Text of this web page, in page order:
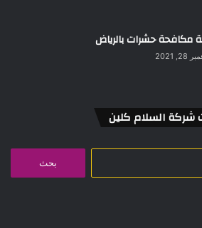
مكافحة حشرات بالرياض
2021
السلام كلين